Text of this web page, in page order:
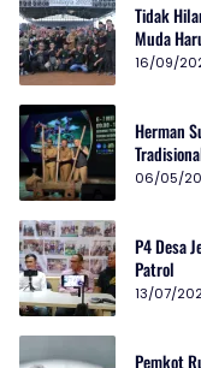
Tidak
Muda
16/09/
Herman
06/05/
P4 Desa
Patrol
13/07/
Pemkot